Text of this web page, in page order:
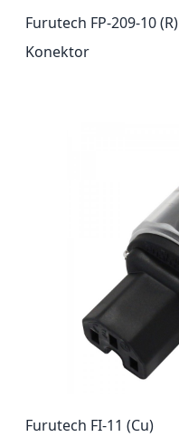
Furutech FP-209-10 (R)
Konektor
Furutech FI-11 (Cu)